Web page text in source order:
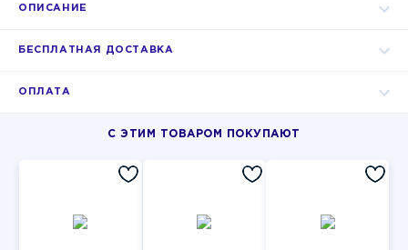
ОПИСАНИЕ
БЕСПЛАТНАЯ ДОСТАВКА
ОПЛАТА
С ЭТИМ ТОВАРОМ ПОКУПАЮТ